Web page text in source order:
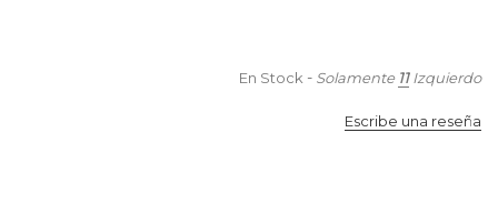
En Stock - Solamente 11Izquierdo
Escribe una reseña